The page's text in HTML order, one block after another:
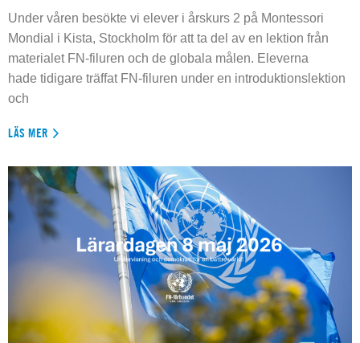
Under våren besökte vi elever i årskurs 2 på Montessori
Mondial i Kista, Stockholm för att ta del av en lektion från
materialet FN-filuren och de globala målen. Eleverna
hade tidigare träffat FN-filuren under en introduktionslektion
och
LÄS MER